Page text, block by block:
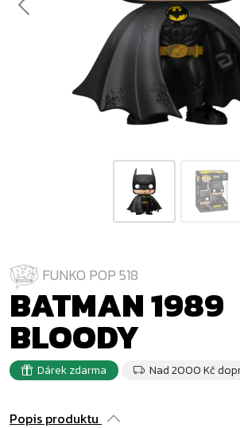
Previous
FUNKO POP 518
BATMAN 1989
BLOODY
Dárek zdarma Nad 2000 Kč
Popis produktu